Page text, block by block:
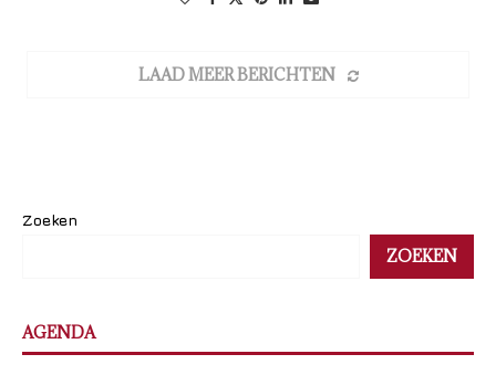
LAAD MEER BERICHTEN
Zoeken
ZOEKEN
AGENDA